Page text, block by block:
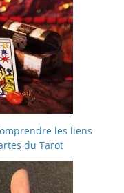
les liens
du Tarot